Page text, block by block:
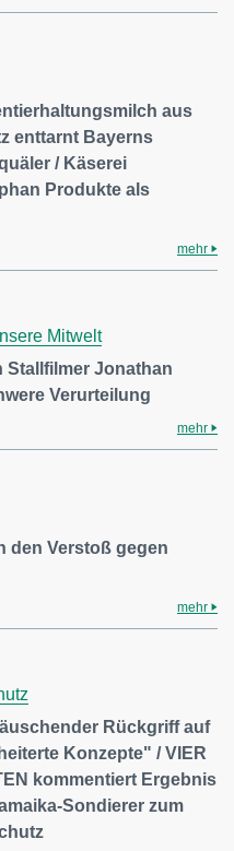
aus
enttarnt Bayerns
/ Käserei
Produkte als
mehr
Mitwelt
Stallfilmer Jonathan
Verurteilung
mehr
den Verstoß gegen
mehr
Rückgriff auf
Konzepte" / VIER
kommentiert Ergebnis
Sondierer zum